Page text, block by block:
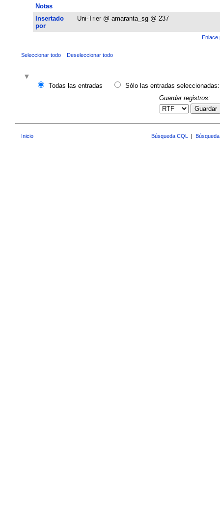
Notas
Insertado
por
Uni-Trier @ amaranta_sg @ 237
Enlace
Seleccionar todo Deseleccionar todo
Todas las entradas
Sólo las entradas seleccionadas:
Guardar registros:
Guardar
Inicio Búsqueda CQL